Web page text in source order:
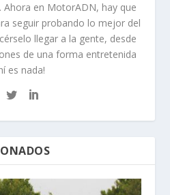
en MotorADN, hay que
seguir probando lo mejor del
llegar a la gente, desde
de una forma entretenida
es nada!